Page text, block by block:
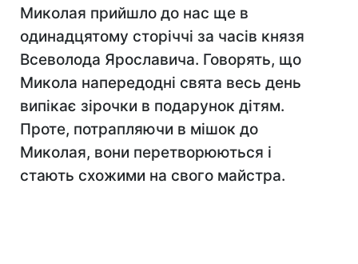
Миколая прийшло до нас ще в
одинадцятому сторіччі за часів князя
Всеволода Ярославича. Говорять, що
Микола напередодні свята весь день
випікає зірочки в подарунок дітям.
Проте, потрапляючи в мішок до
Миколая, вони перетворюються і
стають схожими на свого майстра.